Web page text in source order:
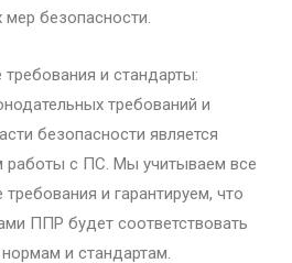
безопасности.
и стандарты:
требований и
безопасности является
работы с ПС. Мы учитываем все
и гарантируем, что
ППР будет соответствовать
и стандартам.